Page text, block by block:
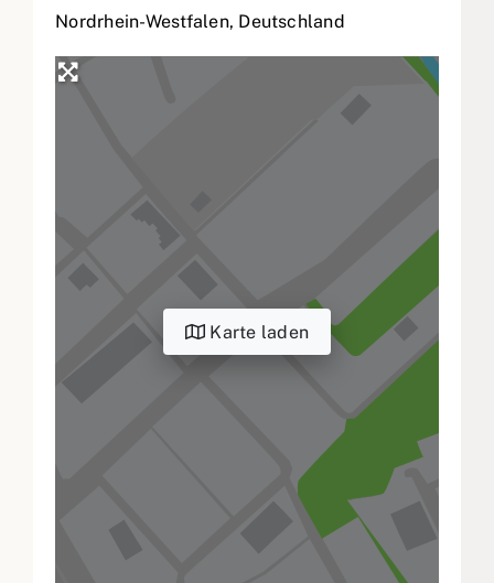
Nordrhein-Westfalen, Deutschland
Karte laden